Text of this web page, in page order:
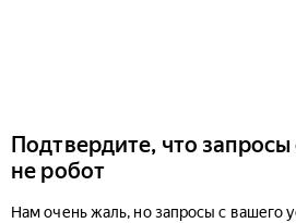
Подтвердите, что
не робот
Нам очень жаль, но запросы с вашего